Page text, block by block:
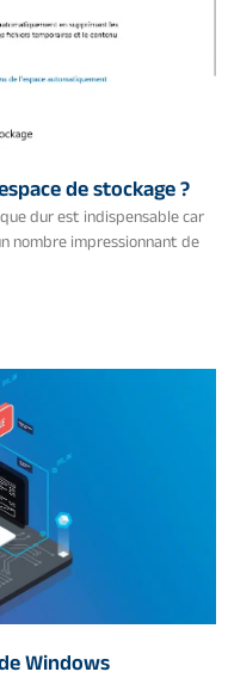
de stockage ?
dur est indispensable car
nombre impressionnant de
Windows